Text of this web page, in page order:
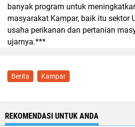
banyak program untuk
masyarakat Kampar, baik itu sektor
usaha perikanan dan pertanian
ujarnya.***
Berita Kampar
REKOMENDASI UNTUK ANDA